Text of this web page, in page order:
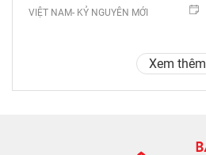
VIỆT NAM- KỶ NGUYÊN MỚI
Xem thêm